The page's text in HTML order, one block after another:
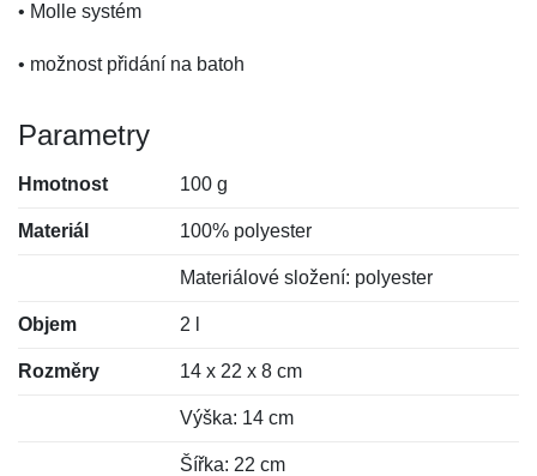
• Molle systém
• možnost přidání na batoh
Parametry
Hmotnost 100 g
Materiál 100% polyester
Materiálové složení: polyester
Objem 2 l
Rozměry 14 x 22 x 8 cm
Výška: 14 cm
Šířka: 22 cm